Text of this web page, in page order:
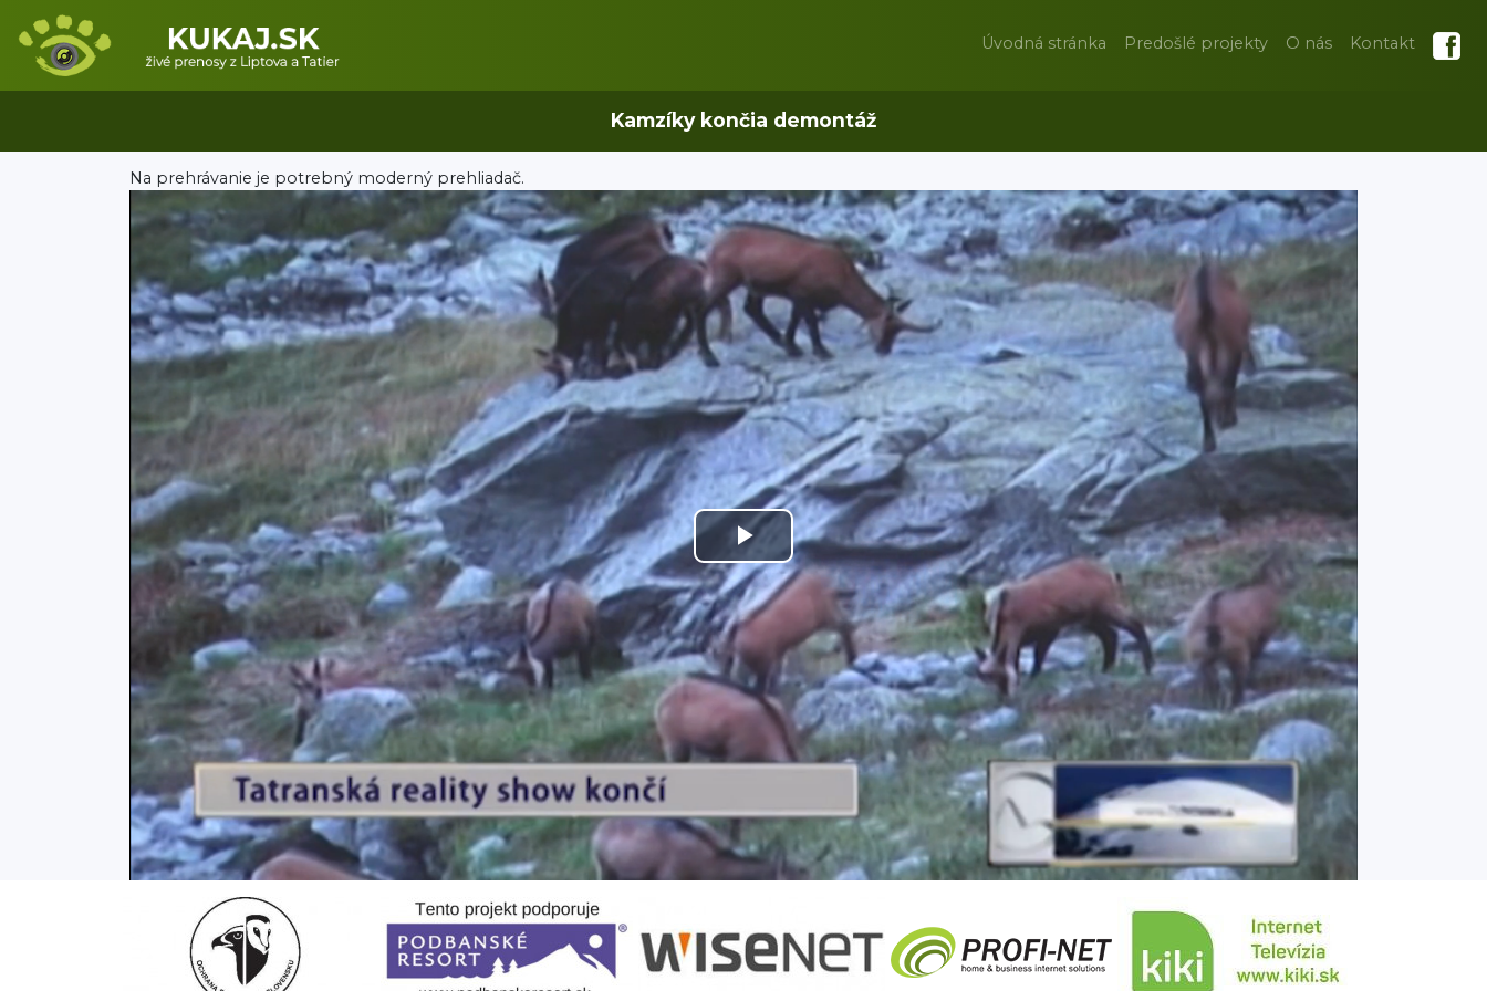
Úvodná stránka Predošlé projekty O nás Kontakt
Kamzíky končia demontáž
Na prehrávanie je potrebný moderný prehliadač.
Play
Video